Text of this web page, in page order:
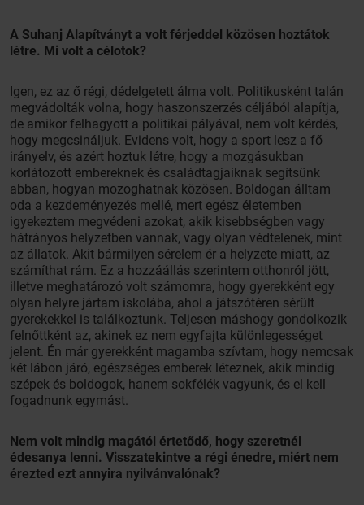
A Suhanj Alapítványt a volt férjeddel közösen hoztátok
létre. Mi volt a célotok?
Igen, ez az ő régi, dédelgetett álma volt. Politikusként talán
megvádolták volna, hogy haszonszerzés céljából alapítja,
de amikor felhagyott a politikai pályával, nem volt kérdés,
hogy megcsináljuk. Evidens volt, hogy a sport lesz a fő
irányelv, és azért hoztuk létre, hogy a mozgásukban
korlátozott embereknek és családtagjaiknak segítsünk
abban, hogyan mozoghatnak közösen. Boldogan álltam
oda a kezdeményezés mellé, mert egész életemben
igyekeztem megvédeni azokat, akik kisebbségben vagy
hátrányos helyzetben vannak, vagy olyan védtelenek, mint
az állatok. Akit bármilyen sérelem ér a helyzete miatt, az
számíthat rám. Ez a hozzáállás szerintem otthonról jött,
illetve meghatározó volt számomra, hogy gyerekként egy
olyan helyre jártam iskolába, ahol a játszótéren sérült
gyerekekkel is találkoztunk. Teljesen máshogy gondolkozik
felnőttként az, akinek ez nem egyfajta különlegességet
jelent. Én már gyerekként magamba szívtam, hogy nemcsak
két lábon járó, egészséges emberek léteznek, akik mindig
szépek és boldogok, hanem sokfélék vagyunk, és el kell
fogadnunk egymást.
Nem volt mindig magától értetődő, hogy szeretnél
édesanya lenni. Visszatekintve a régi énedre, miért nem
érezted ezt annyira nyilvánvalónak?